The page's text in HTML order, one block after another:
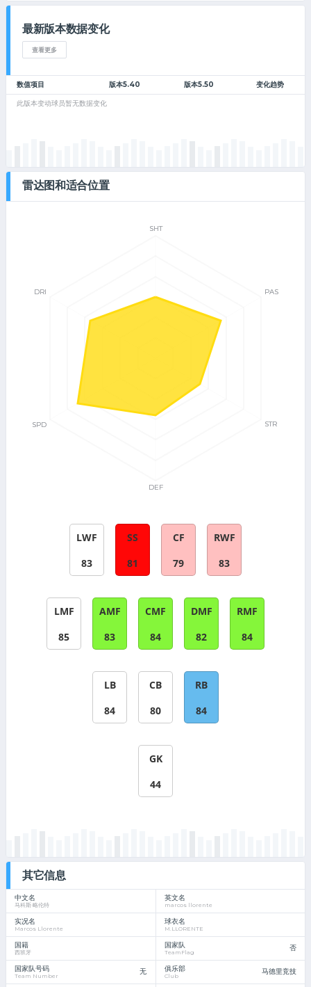
最新版本数据变化
查看更多
数值项目 版本5.40 版本5.50 变化趋势
此版本变动球员暂无数据变化
雷达图和适合位置
LWF
83
SS
81
CF
79
RWF
83
LMF
85
AMF
83
CMF
84
DMF
82
RMF
84
LB
84
CB
80
RB
84
GK
44
其它信息
中文名
马科斯·略伦特
英文名
marcos llorente
实况名
Marcos Llorente
球衣名
M.LLORENTE
国籍
西班牙
国家队
TeamFlag 否
国家队号码
Team Number 无 俱乐部
Club 马德里竞技